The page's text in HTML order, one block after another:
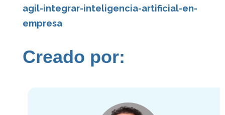
agil-integrar-inteligencia-artificial-en-
empresa
Creado por: